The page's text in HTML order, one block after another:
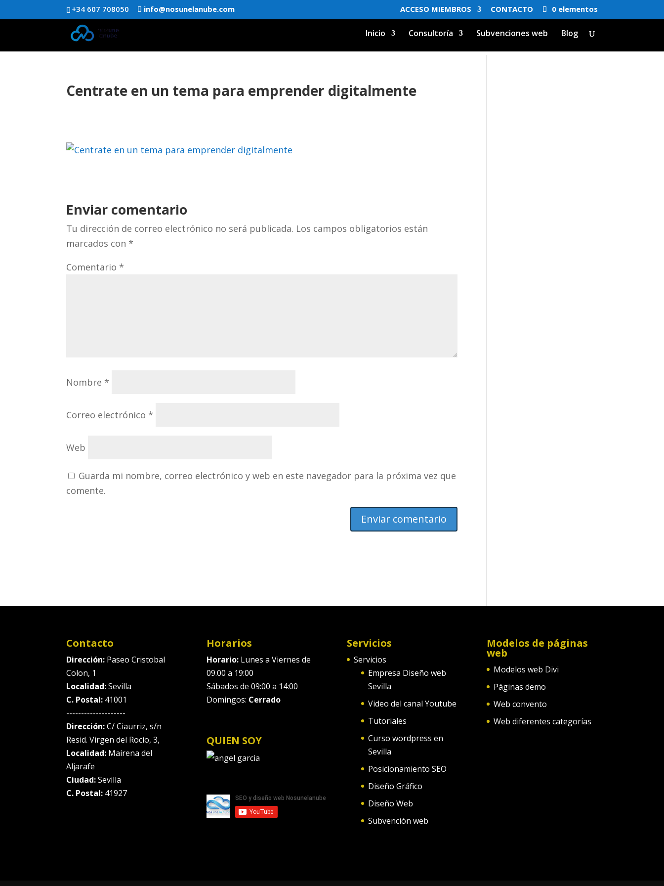
+34 607 708050 info@nosunelanube.com ACCESO MIEMBROS CONTACTO 0 elementos
Inicio Consultoría Subvenciones web Blog
Centrate en un tema para emprender digitalmente
Enviar comentario
Tu dirección de correo electrónico no será publicada. Los campos obligatorios están
marcados con *
Comentario *
Nombre *
Correo electrónico *
Web
Guarda mi nombre, correo electrónico y web en este navegador para la próxima vez que
comente.
Contacto
Dirección: Paseo Cristobal
Colon, 1
Localidad:Sevilla
C. Postal: 41001
--------------------
Dirección:C/ Ciaurriz, s/n
Resid. Virgen del Rocío, 3,
Localidad: Mairena del
Aljarafe
Ciudad:Sevilla
C. Postal: 41927
Horarios
Horario:Lunes a Viernes de
09.00 a 19:00
Sábados de 09:00 a 14:00
Domingos: Cerrado
QUIEN SOY
Servicios
Servicios
Empresa Diseño web
Sevilla
Video del canal Youtube
Tutoriales
Curso wordpress en
Sevilla
Posicionamiento SEO
Diseño Gráfico
Diseño Web
Subvención web
Modelos de páginas
web
Modelos web Divi
Páginas demo
Web convento
Web diferentes categorías